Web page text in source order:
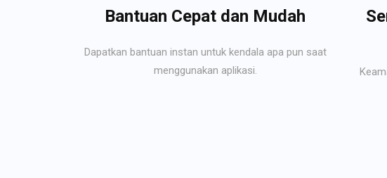
Bantuan Cepat dan Mudah
Dapatkan bantuan instan untuk kendala apa pun saat
menggunakan aplikasi.